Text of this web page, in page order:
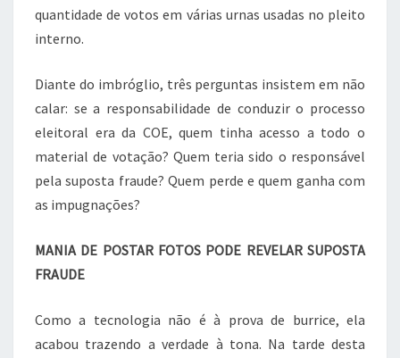
quantidade de votos em várias urnas usadas no pleito
interno.
Diante do imbróglio, três perguntas insistem em não
calar: se a responsabilidade de conduzir o processo
eleitoral era da COE, quem tinha acesso a todo o
material de votação? Quem teria sido o responsável
pela suposta fraude? Quem perde e quem ganha com
as impugnações?
MANIA DE POSTAR FOTOS PODE REVELAR SUPOSTA
FRAUDE
Como a tecnologia não é à prova de burrice, ela
acabou trazendo a verdade à tona. Na tarde desta